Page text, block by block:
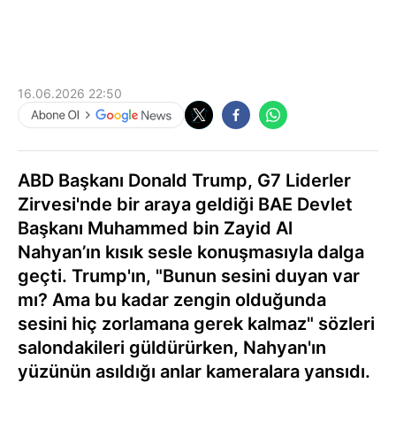
16.06.2026 22:50
ABD Başkanı Donald Trump, G7 Liderler
Zirvesi'nde bir araya geldiği BAE Devlet
Başkanı Muhammed bin Zayid Al
Nahyan’ın kısık sesle konuşmasıyla dalga
geçti. Trump'ın, "Bunun sesini duyan var
mı? Ama bu kadar zengin olduğunda
sesini hiç zorlamana gerek kalmaz" sözleri
salondakileri güldürürken, Nahyan'ın
yüzünün asıldığı anlar kameralara yansıdı.